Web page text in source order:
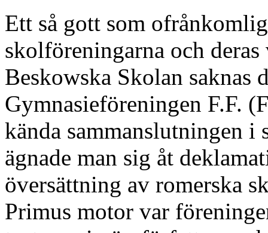
Ett så gott som
skolföreningarna och
Beskowska Skolan saknas
Gymnasieföreningen F.F.
kända sammanslutningen
ägnade man sig åt
översättning av romerska
Primus motor var